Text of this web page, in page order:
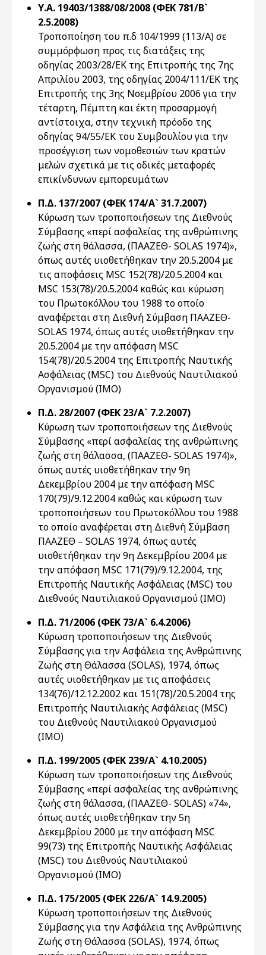
Υ.Α. 19403/1388/08/2008 (ΦΕΚ 781/Β`
2.5.2008)
Τροποποίηση του π.δ 104/1999 (113/Α) σε
συμμόρφωση προς τις διατάξεις της
οδηγίας 2003/28/ΕΚ της Επιτροπής της 7ης
Απριλίου 2003, της οδηγίας 2004/111/ΕΚ της
Επιτροπής της 3ης Νοεμβρίου 2006 για την
τέταρτη, Πέμπτη και έκτη προσαρμογή
αντίστοιχα, στην τεχνική πρόοδο της
οδηγίας 94/55/ΕΚ του Συμβουλίου για την
προσέγγιση των νομοθεσιών των κρατών
μελών σχετικά με τις οδικές μεταφορές
επικίνδυνων εμπορευμάτων
Π.Δ. 137/2007 (ΦΕΚ 174/Α` 31.7.2007)
Κύρωση των τροποποιήσεων της Διεθνούς
Σύμβασης «περί ασφαλείας της ανθρώπινης
ζωής στη θάλασσα, (ΠΑΑΖΕΘ- SOLAS 1974)»,
όπως αυτές υιοθετήθηκαν την 20.5.2004 με
τις αποφάσεις MSC 152(78)/20.5.2004 και
MSC 153(78)/20.5.2004 καθώς και κύρωση
του Πρωτοκόλλου του 1988 το οποίο
αναφέρεται στη Διεθνή Σύμβαση ΠΑΑΖΕΘ-
SOLAS 1974, όπως αυτές υιοθετήθηκαν την
20.5.2004 με την απόφαση MSC
154(78)/20.5.2004 της Επιτροπής Ναυτικής
Ασφάλειας (MSC) του Διεθνούς Ναυτιλιακού
Οργανισμού (IMO)
Π.Δ. 28/2007 (ΦΕΚ 23/Α` 7.2.2007)
Κύρωση των τροποποιήσεων της Διεθνούς
Σύμβασης «περί ασφαλείας της ανθρώπινης
ζωής στη θάλασσα, (ΠΑΑΖΕΘ- SOLAS 1974)»,
όπως αυτές υιοθετήθηκαν την 9η
Δεκεμβρίου 2004 με την απόφαση MSC
170(79)/9.12.2004 καθώς και κύρωση των
τροποποιήσεων του Πρωτοκόλλου του 1988
το οποίο αναφέρεται στη Διεθνή Σύμβαση
ΠΑΑΖΕΘ – SOLAS 1974, όπως αυτές
υιοθετήθηκαν την 9η Δεκεμβρίου 2004 με
την απόφαση MSC 171(79)/9.12.2004, της
Επιτροπής Ναυτικής Ασφάλειας (MSC) του
Διεθνούς Ναυτιλιακού Οργανισμού (IMO)
Π.Δ. 71/2006 (ΦΕΚ 73/Α` 6.4.2006)
Κύρωση τροποποιήσεων της Διεθνούς
Σύμβασης για την Ασφάλεια της Ανθρώπινης
Ζωής στη Θάλασσα (SOLAS), 1974, όπως
αυτές υιοθετήθηκαν με τις αποφάσεις
134(76)/12.12.2002 και 151(78)/20.5.2004 της
Επιτροπής Ναυτιλιακής Ασφάλειας (MSC)
του Διεθνούς Ναυτιλιακού Οργανισμού
(IMO)
Π.Δ. 199/2005 (ΦΕΚ 239/Α` 4.10.2005)
Κύρωση των τροποποιήσεων της Διεθνούς
Σύμβασης «περί ασφαλείας της ανθρώπινης
ζωής στη θάλασσα, (ΠΑΑΖΕΘ- SOLAS) «74»,
όπως αυτές υιοθετήθηκαν την 5η
Δεκεμβρίου 2000 με την απόφαση MSC
99(73) της Επιτροπής Ναυτικής Ασφάλειας
(MSC) του Διεθνούς Ναυτιλιακού
Οργανισμού (IMO)
Π.Δ. 175/2005 (ΦΕΚ 226/Α` 14.9.2005)
Κύρωση τροποποιήσεων της Διεθνούς
Σύμβασης για την Ασφάλεια της Ανθρώπινης
Ζωής στη Θάλασσα (SOLAS), 1974, όπως